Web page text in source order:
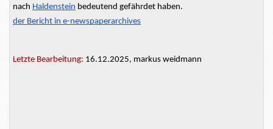
nach Haldenstein bedeutend gefährdet haben.
der Bericht in e-newspaperarchives
Letzte Bearbeitung: 16.12.2025, markus weidmann